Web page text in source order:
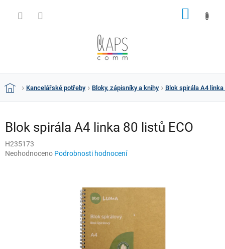
DomůKancelářské potřeby Bloky, zápisníky a knihy Blok spirála A4 linka
Blok spirála A4 linka 80 listů ECO
H235173
Průměrné
Neohodnoceno Podrobnosti hodnocení